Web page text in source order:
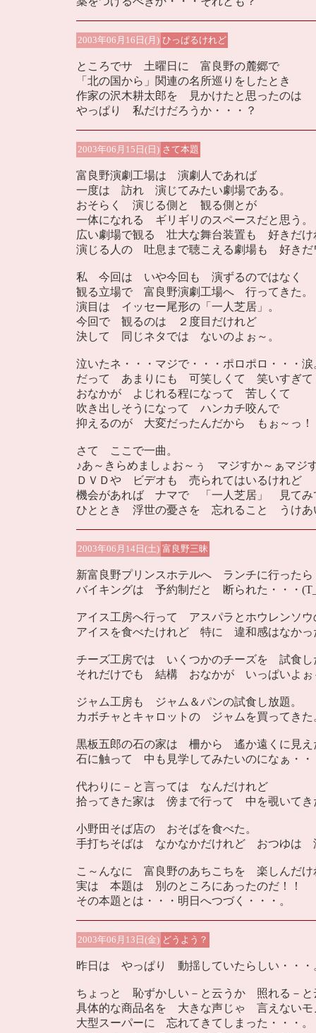
2003年06月16日(月) ひっぱるけれど
ところでサ 土曜日に 富良野の麓郷で
「北の国から」関連の名所巡りをしたとき
作家の沢木耕太郎を 見かけたと思ったのは
やっぱり 私だけだろうか・・・？
2003年06月15日(日) さて本題
富良野演劇工場は 演劇人であれば
一度は 訪れ 演じてみたい劇場である。
おそらく 演じる側と 観る側とが
一体になれる ギリギリのスペースだと思う。
広い劇場で観る 壮大な舞台装置も 好きだけ
演じる人の 吐息まで聴こえる劇場も 好きだ
私 今回は いや今回も 演ずるのではなく
観る立場で 富良野演劇工場へ 行ってきた。
演目は イッセー尾形の「一人芝居」。
今回で 観るのは ２度目だけれど
決して 同じネタでは ないのよぉ～。
泣いたネ・・・マジで・・・ポロポロ・・・涙
だって あまりにも 可笑しくて 笑いすぎて
おなかが よじれる程になって 苦しくて
吹き出しそうになって ハンカチ咬んで
抑えるのが 大変だったんだから もぉ～っ！
さて ここで一曲。
♪あ～きらめましょお～ぅ マジすか～ぁマジ
ＤＶＤや ビデオも 売られてはいるけれど
機会があれば ナマで 「一人芝居」 見てみ
ひととき 浮世の憂さを 忘れること うけあ
2003年06月14日(土) 富良野三昧
新富良野プリンスホテルへ ランチに行ったら
バイキングは 予約制だと 断られた・・・
アイス工房へ行って アスパラとホウレンソウ
アイスを食べたけれど 特に 違和感はなかっ
チーズ工房では いくつかのチーズを 試食し
それだけでも 結構 おなかが いっぱいよぉ
ジャム工房も ジャム＆パンの試食し放題。
カボチャとキャロットの ジャムを買ってきた
黒板五郎の石の家は 柵から 遙か遠くに見え
石に触って 中も見学してみたいのになぁ・・
代わりに－と言っては なんだけれど
拾ってきた家は 傍まで行って 中を覗いてき
小野田そば店の おそばを食べた。
手打ちそばは なかなかだけれど おつゆは
こ～んなに 富良野のあちこちを 楽しんだけ
実は 本題は 別のところにあったのだ！！
その本題とは・・・明日へつづく・・・。
2003年06月13日(金) どうよう？
昨日は やっぱり 動揺していたらしい・・・
ちょっと 恥ずかしい－と云うか 照れる－と
具体的な商品名を 大きな声じゃ 言えないモ
大型スーパーに 忘れてきてしまった・・・。